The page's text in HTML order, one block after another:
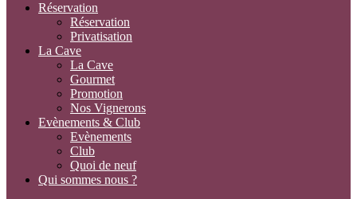
Réservation
Réservation
Privatisation
La Cave
La Cave
Gourmet
Promotion
Nos Vignerons
Evènements & Club
Evènements
Club
Quoi de neuf
Qui sommes nous ?